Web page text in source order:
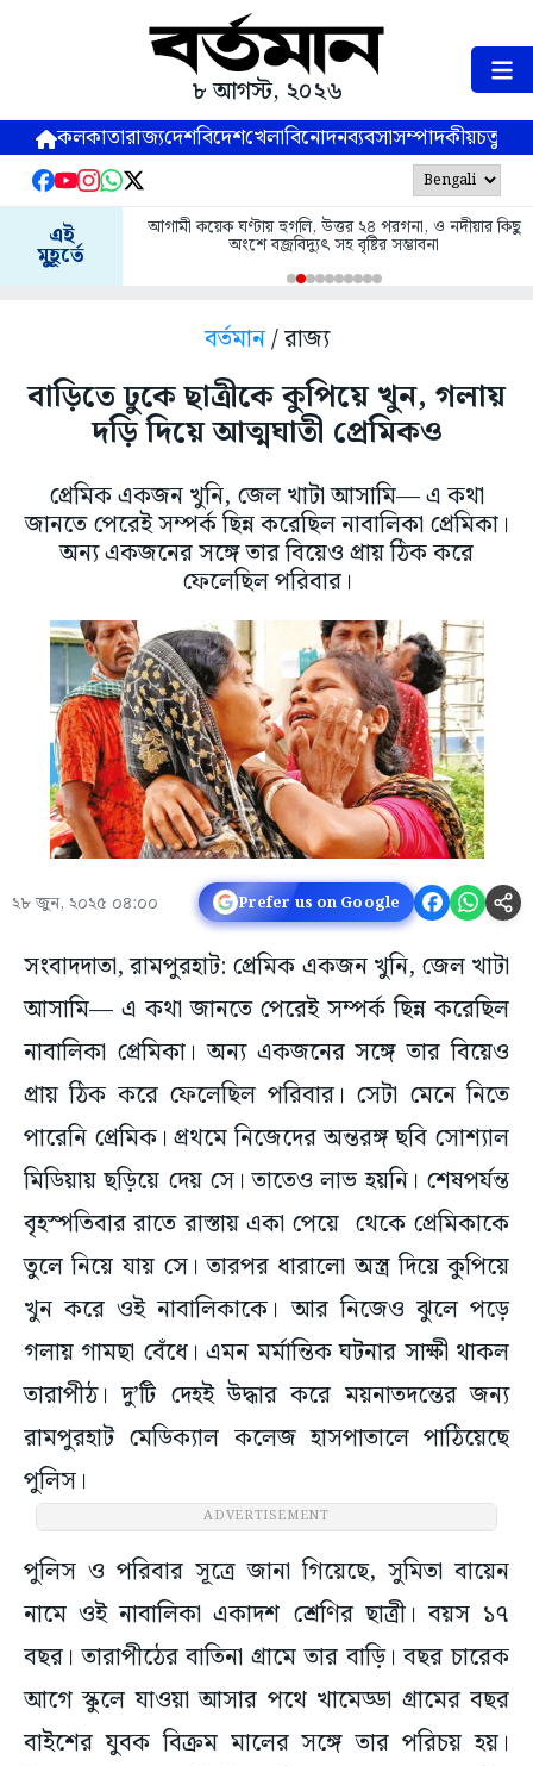
৮ আগস্ট, ২০২৬
কলকাতারাজ্যদেশবিদেশখেলাবিনোদনব্যবসাসম্পাদকীয়
এই
মুহূর্তে
আগামী কয়েক ঘণ্টায় হুগলি, উত্তর ২৪ পরগনা, ও নদীয়ার কিছু
অংশে বজ্রবিদ্যুৎ সহ বৃষ্টির সম্ভাবনা
বর্তমান/ রাজ্য
বাড়িতে ঢুকে ছাত্রীকে কুপিয়ে খুন, গলায়
দড়ি দিয়ে আত্মঘাতী প্রেমিকও
প্রেমিক একজন খুনি, জেল খাটা আসামি— এ কথা
জানতে পেরেই সম্পর্ক ছিন্ন করেছিল নাবালিকা প্রেমিকা।
অন্য একজনের সঙ্গে তার বিয়েও প্রায় ঠিক করে
ফেলেছিল পরিবার।
২৮ জুন, ২০২৫ ০৪:০০ Prefer us on Google
সংবাদদাতা, রামপুরহাট: প্রেমিক একজন খুনি, জেল খাটা
আসামি— এ কথা জানতে পেরেই সম্পর্ক ছিন্ন করেছিল
নাবালিকা প্রেমিকা। অন্য একজনের সঙ্গে তার বিয়েও
প্রায় ঠিক করে ফেলেছিল পরিবার। সেটা মেনে নিতে
পারেনি প্রেমিক। প্রথমে নিজেদের অন্তরঙ্গ ছবি সোশ্যাল
মিডিয়ায় ছড়িয়ে দেয় সে। তাতেও লাভ হয়নি। শেষপর্যন্ত
বৃহস্পতিবার রাতে রাস্তায় একা পেয়ে থেকে প্রেমিকাকে
তুলে নিয়ে যায় সে। তারপর ধারালো অস্ত্র দিয়ে কুপিয়ে
খুন করে ওই নাবালিকাকে। আর নিজেও ঝুলে পড়ে
গলায় গামছা বেঁধে। এমন মর্মান্তিক ঘটনার সাক্ষী থাকল
তারাপীঠ। দু’টি দেহই উদ্ধার করে ময়নাতদন্তের জন্য
রামপুরহাট মেডিক্যাল কলেজ হাসপাতালে পাঠিয়েছে
পুলিস।
ADVERTISEMENT
পুলিস ও পরিবার সূত্রে জানা গিয়েছে, সুমিতা বায়েন
নামে ওই নাবালিকা একাদশ শ্রেণির ছাত্রী। বয়স ১৭
বছর। তারাপীঠের বাতিনা গ্রামে তার বাড়ি। বছর চারেক
আগে স্কুলে যাওয়া আসার পথে খামেড্ডা গ্রামের বছর
বাইশের যুবক বিক্রম মালের সঙ্গে তার পরিচয় হয়।